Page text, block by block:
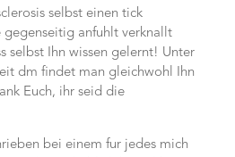
selbst einen tick
gegenseitig anfuhlt verknallt
selbst Ihn wissen gelernt! Unter
dm findet man gleichwohl Ihn
Euch, ihr seid die
bei einem fur jedes mich